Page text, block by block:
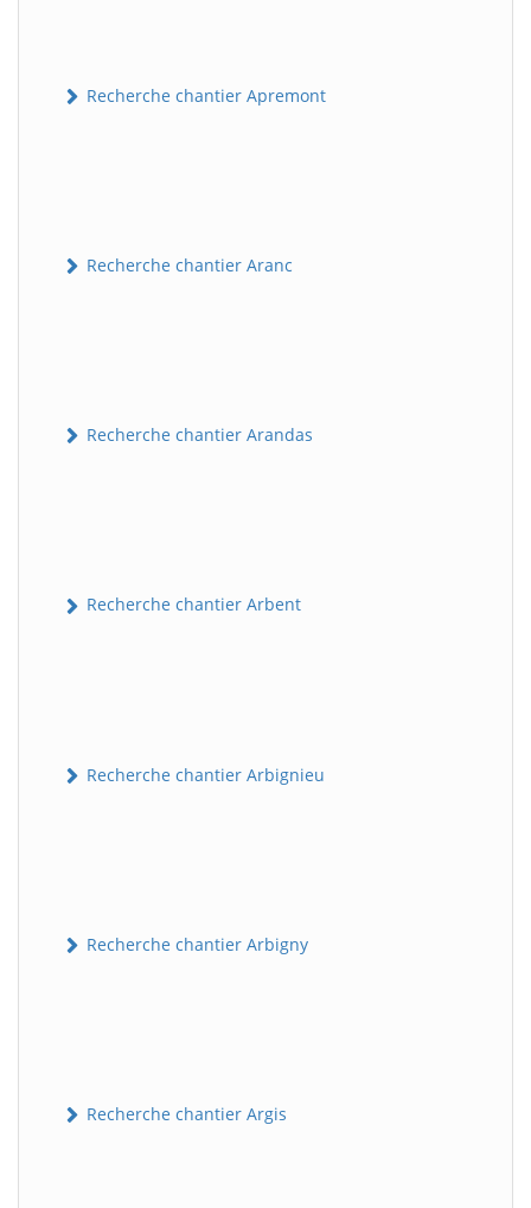
Recherche chantier Apremont
Recherche chantier Aranc
Recherche chantier Arandas
Recherche chantier Arbent
Recherche chantier Arbignieu
Recherche chantier Arbigny
Recherche chantier Argis